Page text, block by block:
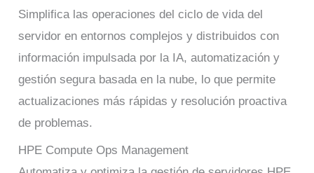
Simplifica las operaciones del ciclo de vida del
servidor en entornos complejos y distribuidos con
información impulsada por la IA, automatización y
gestión segura basada en la nube, lo que permite
actualizaciones más rápidas y resolución proactiva
de problemas.
HPE Compute Ops Management